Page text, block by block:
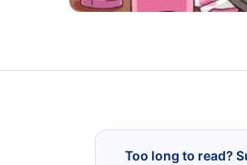
Too long to read?